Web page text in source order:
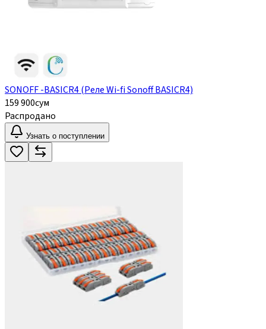
SONOFF -BASICR4 (Реле Wi-fi Sonoff BASICR4)
159 900сум
Распродано
Узнать о поступлении